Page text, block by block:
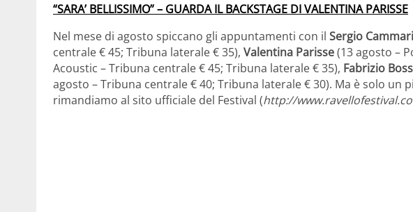
“SARA’ BELLISSIMO” – GUARDA IL BACKSTAGE DI VALENTINA PARISSE
Nel mese di agosto spiccano gli appuntamenti con il Sergio
centrale € 45; Tribuna laterale € 35), Valentina Parisse(13 agosto –
Acoustic – Tribuna centrale € 45; Tribuna laterale € 35), Fabrizio
agosto – Tribuna centrale € 40; Tribuna laterale € 30). Ma è solo un
rimandiamo al sito ufficiale del Festival (http://